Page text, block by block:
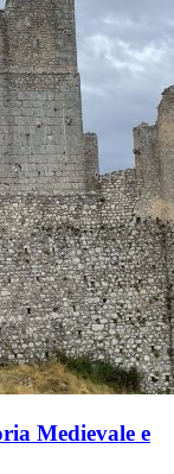
Medievale e